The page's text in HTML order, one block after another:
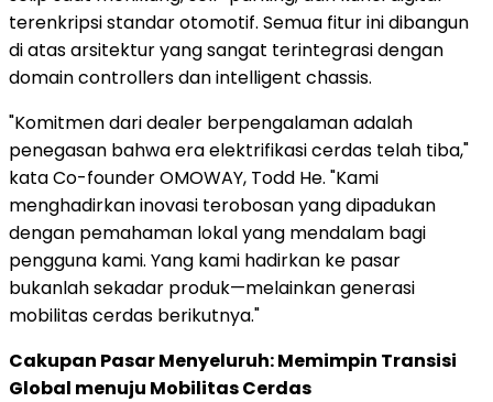
terenkripsi standar otomotif. Semua fitur ini dibangun
di atas arsitektur yang sangat terintegrasi dengan
domain controllers dan intelligent chassis.
"Komitmen dari dealer berpengalaman adalah
penegasan bahwa era elektrifikasi cerdas telah tiba,"
kata Co-founder OMOWAY, Todd He. "Kami
menghadirkan inovasi terobosan yang dipadukan
dengan pemahaman lokal yang mendalam bagi
pengguna kami. Yang kami hadirkan ke pasar
bukanlah sekadar produk—melainkan generasi
mobilitas cerdas berikutnya."
Cakupan Pasar Menyeluruh: Memimpin Transisi
Global menuju Mobilitas Cerdas